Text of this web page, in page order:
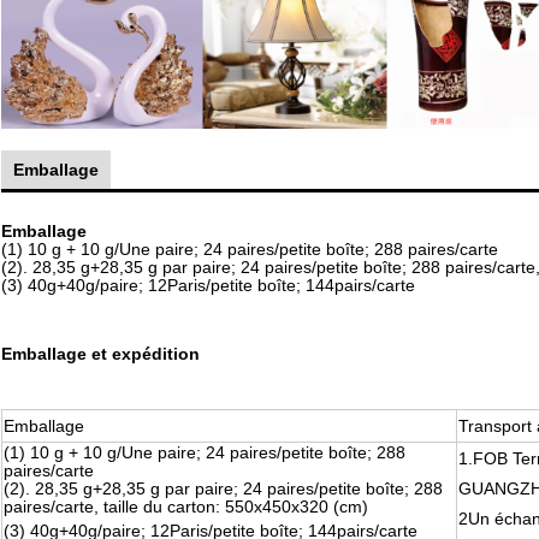
Emballage
Emballage
(1) 10 g + 10 g/Une paire; 24 paires/petite boîte; 288 paires/carte
(2). 28,35 g+28,35 g par paire; 24 paires/petite boîte; 288 paires/
(3) 40g+40g/paire; 12Paris/petite boîte; 144pairs/carte
Emballage et expédition
Emballage
Transport
(1) 10 g + 10 g/Une paire; 24 paires/petite boîte; 288
paires/carte
(2). 28,35 g+28,35 g par paire; 24 paires/petite boîte; 288
paires/carte, taille du carton: 550x450x320 (cm)
(3) 40g+40g/paire; 12Paris/petite boîte; 144pairs/carte
1.FOB
2Un